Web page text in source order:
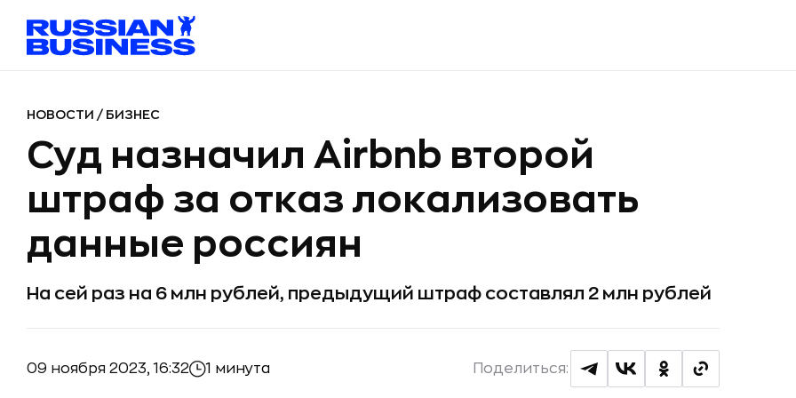
НОВОСТИ / БИЗНЕС
Суд назначил Airbnb второй
штраф за отказ локализовать
данные россиян
На сей раз на 6 млн рублей, предыдущий штраф составлял 2 млн рублей
09 ноября 2023, 16:32 1 минута Поделиться: